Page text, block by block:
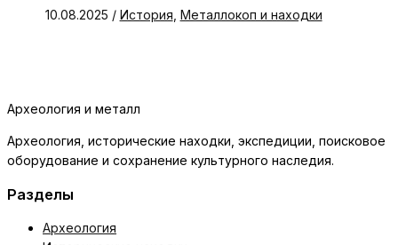
10.08.2025 / История Металлокоп и находки
Археология и металл
Археология, исторические находки, экспедиции, поисковое
оборудование и сохранение культурного наследия.
Разделы
Археология